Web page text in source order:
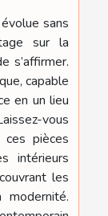
sans
sur la
s’affirmer.
capable
en un lieu
vous
ces pièces
intérieurs
les